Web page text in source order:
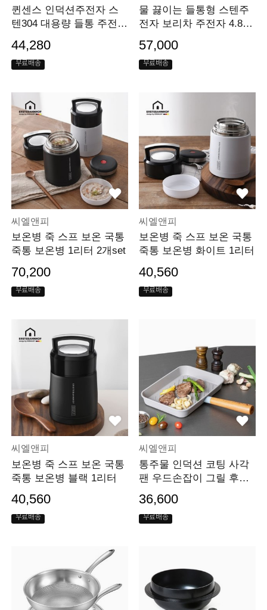
퀸센스 인덕션주전자 스
텐304 대용량 들통 주전자
44,280
무료배송
물 끓이는 들통형 스텐주
전자 보리차 주전자 4.8리
57,000
무료배송
씨엘앤피
보온병 죽 스프 보온 국통
죽통 보온병 1리터 2개set
70,200
무료배송
씨엘앤피
보온병 죽 스프 보온 국통
죽통 보온병 화이트 1리터
40,560
무료배송
씨엘앤피
보온병 죽 스프 보온 국통
죽통 보온병 블랙 1리터
40,560
무료배송
씨엘앤피
통주물 인덕션 코팅 사각
팬 우드손잡이 그릴 후라
36,600
무료배송